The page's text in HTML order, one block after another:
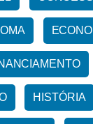
HISTÓRIA